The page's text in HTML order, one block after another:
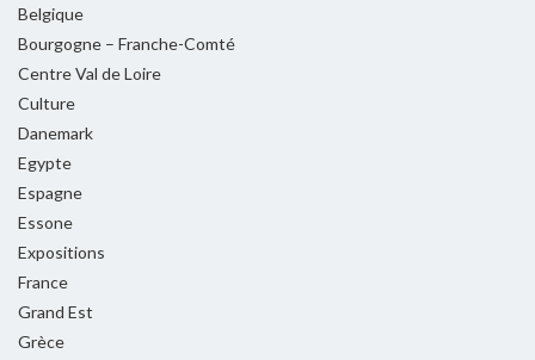
Belgique
Bourgogne – Franche-Comté
Centre Val de Loire
Culture
Danemark
Egypte
Espagne
Essone
Expositions
France
Grand Est
Grèce